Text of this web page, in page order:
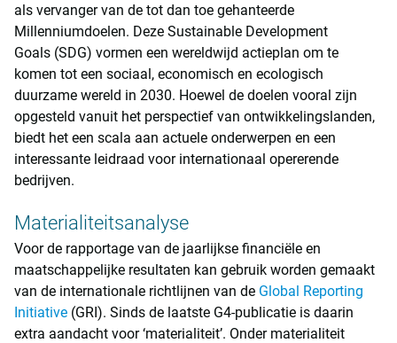
als vervanger van de tot dan toe gehanteerde
Millenniumdoelen. Deze Sustainable Development
Goals (SDG) vormen een wereldwijd actieplan om te
komen tot een sociaal, economisch en ecologisch
duurzame wereld in 2030. Hoewel de doelen vooral zijn
opgesteld vanuit het perspectief van ontwikkelingslanden,
biedt het een scala aan actuele onderwerpen en een
interessante leidraad voor internationaal opererende
bedrijven.
Materialiteitsanalyse
Voor de rapportage van de jaarlijkse financiële en
maatschappelijke resultaten kan gebruik worden gemaakt
van de internationale richtlijnen van de Global Reporting
Initiative (GRI). Sinds de laatste G4-publicatie is daarin
extra aandacht voor ‘materialiteit’. Onder materialiteit